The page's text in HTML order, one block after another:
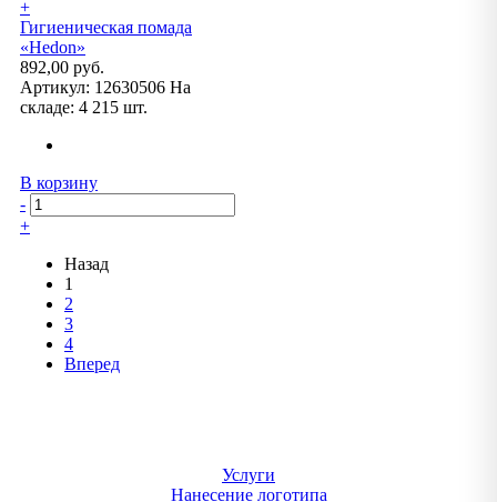
+
Гигиеническая помада
«Hedon»
892,00 руб.
Артикул: 12630506 На
складе: 4 215 шт.
В корзину
-
+
Назад
1
2
3
4
Вперед
Услуги
Нанесение логотипа